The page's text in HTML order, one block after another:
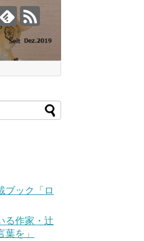
ブック「ロ
る作家・辻
を」